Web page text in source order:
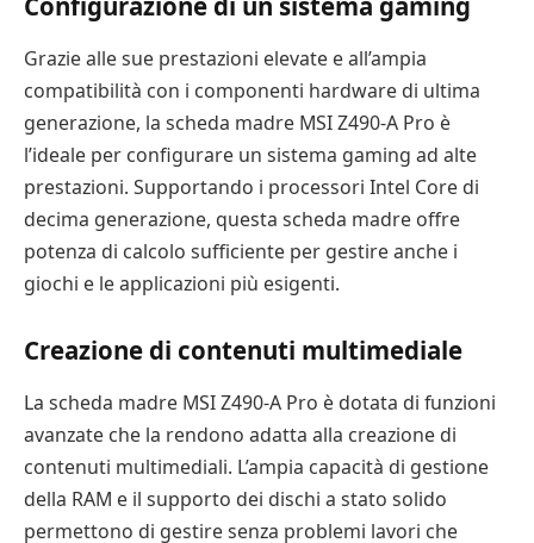
Grazie alle sue prestazioni elevate e all’ampia
compatibilità con i componenti hardware di ultima
generazione, la scheda madre MSI Z490-A Pro è
l’ideale per configurare un sistema gaming ad alte
prestazioni. Supportando i processori Intel Core di
decima generazione, questa scheda madre offre
potenza di calcolo sufficiente per gestire anche i
giochi e le applicazioni più esigenti.
Creazione di contenuti multimediale
La scheda madre MSI Z490-A Pro è dotata di funzioni
avanzate che la rendono adatta alla creazione di
contenuti multimediali. L’ampia capacità di gestione
della RAM e il supporto dei dischi a stato solido
permettono di gestire senza problemi lavori che